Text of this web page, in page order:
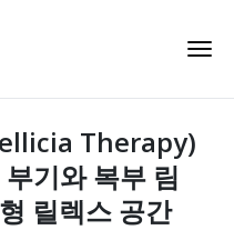
Therapy)
기와 복부 림
릴렉스 공간